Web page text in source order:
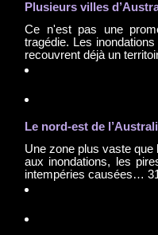
Plusieurs villes
Ce n'est pas une
tragédie. Les
recouvrent déjà un
Le nord-est de
Une zone plus vaste
aux inondations, les
intempéries causées…